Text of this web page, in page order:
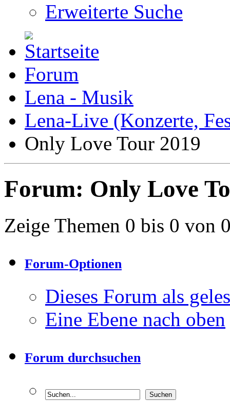
Erweiterte Suche
Forum
Lena - Musik
Lena-Live (Konzerte,
Only Love Tour 2019
Forum: Only Love
Zeige Themen 0 bis 0 von
Forum-Optionen
Dieses Forum als
Eine Ebene nach oben
Forum durchsuchen